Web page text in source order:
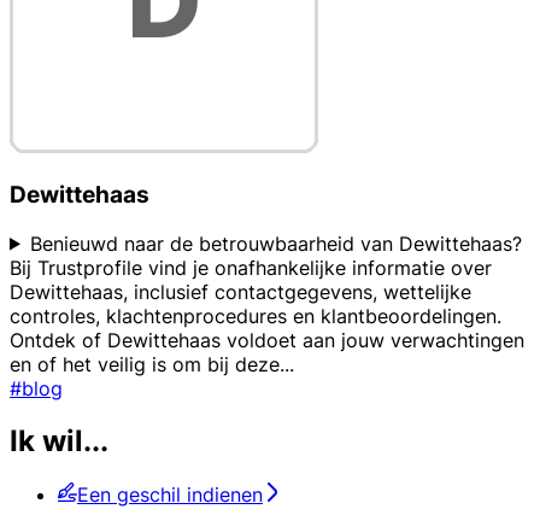
Dewittehaas
Benieuwd naar de betrouwbaarheid van Dewittehaas?
Bij Trustprofile vind je onafhankelijke informatie over
Dewittehaas, inclusief contactgegevens, wettelijke
controles, klachtenprocedures en klantbeoordelingen.
Ontdek of Dewittehaas voldoet aan jouw verwachtingen
en of het veilig is om bij deze...
#blog
Ik wil...
Een geschil indienen